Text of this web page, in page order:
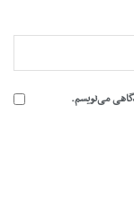
می‌نویسم.